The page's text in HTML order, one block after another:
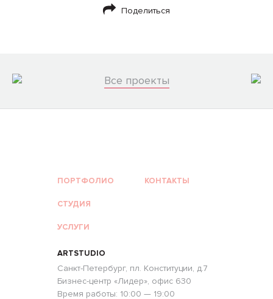
Поделиться
Все проекты
ПОРТФОЛИО
СТУДИЯ
УСЛУГИ
КОНТАКТЫ
ARTSTUDIO
Санкт-Петербург, пл. Конституции, д.7
Бизнес-центр «Лидер», офис 630
Время работы: 10:00 — 19:00